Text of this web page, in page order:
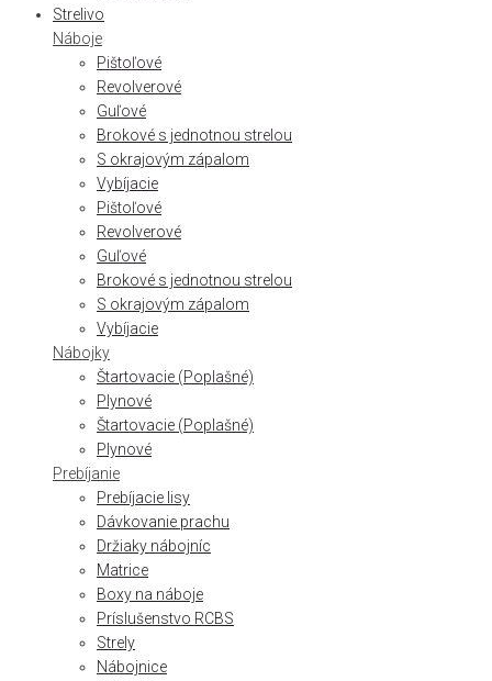
Strelivo
Náboje
Pištoľové
Revolverové
Guľové
Brokové s jednotnou strelou
S okrajovým zápalom
Vybíjacie
Pištoľové
Revolverové
Guľové
Brokové s jednotnou strelou
S okrajovým zápalom
Vybíjacie
Nábojky
Štartovacie (Poplašné)
Plynové
Štartovacie (Poplašné)
Plynové
Prebíjanie
Prebíjacie lisy
Dávkovanie prachu
Držiaky nábojníc
Matrice
Boxy na náboje
Príslušenstvo RCBS
Strely
Nábojnice